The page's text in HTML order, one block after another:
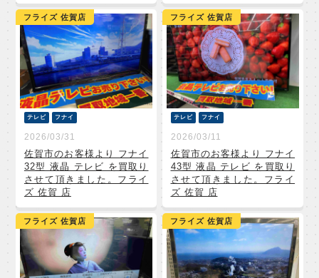
フライズ 佐賀店
テレビ フナイ
2026/03/31
佐賀市のお客様より フナイ
32型 液晶 テレビ を買取り
させて頂きました。フライ
ズ 佐賀 店
フライズ 佐賀店
テレビ フナイ
2026/03/11
佐賀市のお客様より フナイ
43型 液晶 テレビ を買取り
させて頂きました。フライ
ズ 佐賀 店
フライズ 佐賀店 フライズ 佐賀店